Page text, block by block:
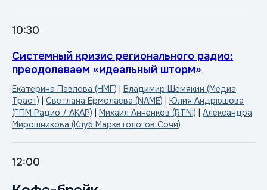
10:30
Системный кризис регионального радио:
преодолеваем «идеальный шторм»
Екатерина Павлова (НМГ) | Владимир Шемякин (Медиа
Траст) | Светлана Ермолаева (NAME) | Юлия Андрюшова
(ГПМ Радио / АКАР) | Михаил Анненков (RTNI) | Александра
Мирошникова (Клуб Маркетологов Сочи)
12:00